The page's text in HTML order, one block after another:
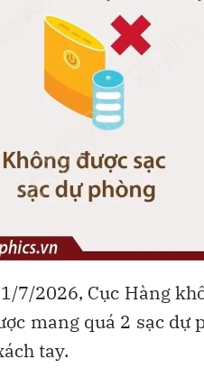
7/2026, Cục Hàng
mang quá 2 sạc dự
tay.